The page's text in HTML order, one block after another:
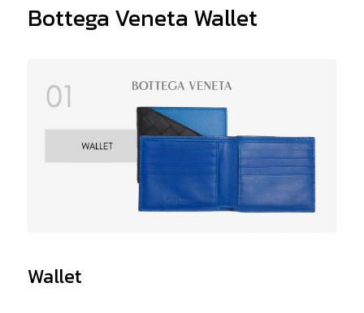
Bottega Veneta Wallet
Wallet